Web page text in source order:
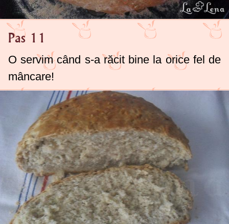
Pas 11
O servim când s-a răcit bine la orice fel de
mâncare!